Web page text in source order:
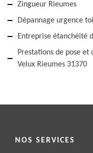
Zingueur Rieumes
Dépannage urgence
Entreprise étanchéité
Prestations de pose
Velux Rieumes 31370
NOS SERVICES